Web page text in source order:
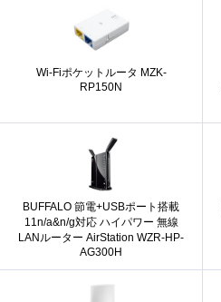
Wi-Fiポケットルータ MZK-
RP150N
BUFFALO 節電+USBポート搭載
11n/a&n/g対応 ハイパワー 無線
LANルーター AirStation WZR-HP-
AG300H